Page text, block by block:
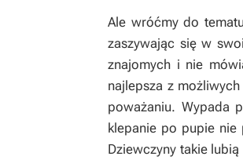
Ale wróćmy do
zaszywając się w
znajomych i nie
najlepsza z
poważaniu. Wypada
klepanie po pupie nie
Dziewczyny takie